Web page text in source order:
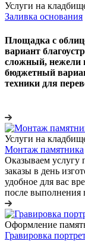
Услуги на
Заливка основания
Площадка с
вариант
сложный, нежели
бюджетный
техники для
Услуги на
Монтаж памятника
Оказываем услугу
заказы в день
удобное для вас
после выполнения
Оформление
Гравировка